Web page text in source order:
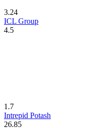
3.24
ICL Group
4.5
1.7
Intrepid Potash
26.85